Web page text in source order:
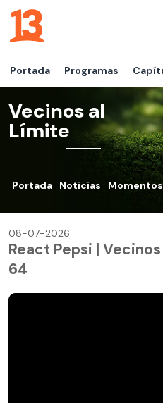
Portada Programas
Vecinos al
Límite
Portada Noticias Momentos
08-07-2026
React Pepsi |
64